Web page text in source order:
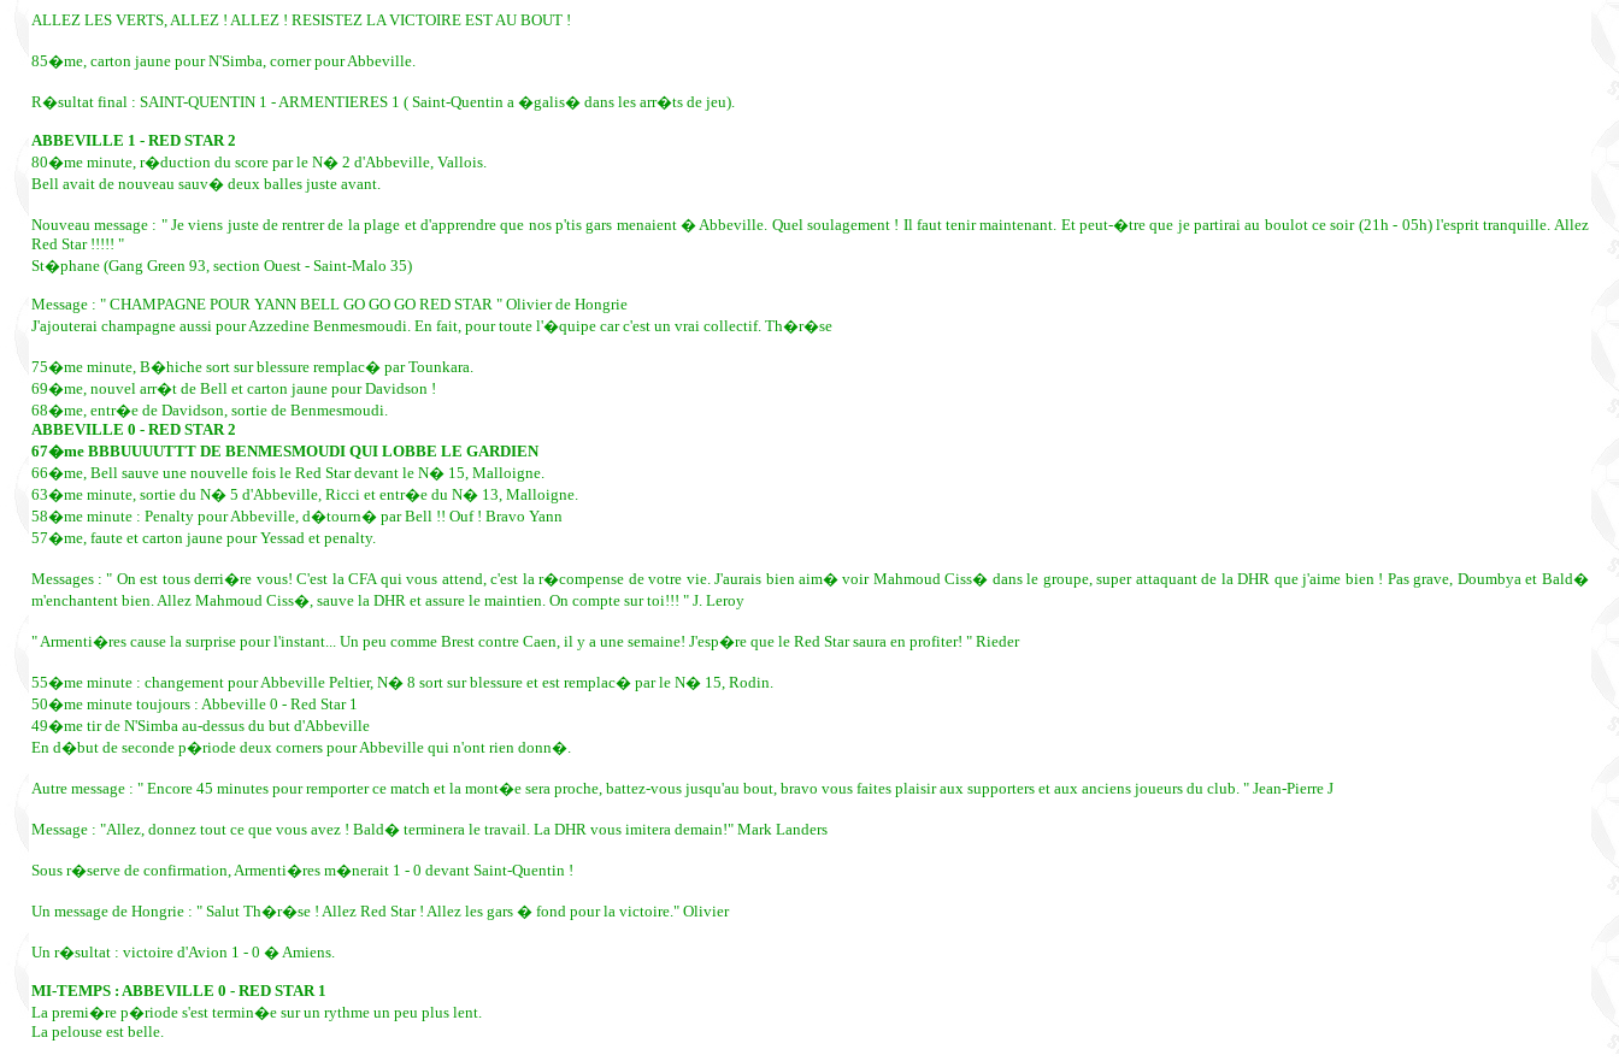
ALLEZ LES VERTS, ALLEZ ! ALLEZ ! RESISTEZ LA VICTOIRE EST AU BOUT !
85�me, carton jaune pour N'Simba, corner pour Abbeville.
R�sultat final : SAINT-QUENTIN 1 - ARMENTIERES 1 ( Saint-Quentin a �galis� dans les arr�ts de jeu).
ABBEVILLE 1 - RED STAR 2
80�me minute, r�duction du score par le N� 2 d'Abbeville, Vallois.
Bell avait de nouveau sauv� deux balles juste avant.
Nouveau message : " Je viens juste de rentrer de la plage et d'apprendre que nos p'tis gars menaient � Abbeville. Quel soulagement ! Il faut tenir maintenant. Et peut-�tre que je partirai au boulot ce soir (21h - 05h) l'esprit tranquille. Allez
Red Star !!!!! "
St�phane (Gang Green 93, section Ouest - Saint-Malo 35)
Message : " CHAMPAGNE POUR YANN BELL GO GO GO RED STAR " Olivier de Hongrie
J'ajouterai champagne aussi pour Azzedine Benmesmoudi. En fait, pour toute l'�quipe car c'est un vrai collectif. Th�r�se
75�me minute, B�hiche sort sur blessure remplac� par Tounkara.
69�me, nouvel arr�t de Bell et carton jaune pour Davidson !
68�me, entr�e de Davidson, sortie de Benmesmoudi.
ABBEVILLE 0 - RED STAR 2
67�me BBBUUUUTTT DE BENMESMOUDI QUI LOBBE LE GARDIEN
66�me, Bell sauve une nouvelle fois le Red Star devant le N� 15, Malloigne.
63�me minute, sortie du N� 5 d'Abbeville, Ricci et entr�e du N� 13, Malloigne.
58�me minute : Penalty pour Abbeville, d�tourn� par Bell !! Ouf ! Bravo Yann
57�me, faute et carton jaune pour Yessad et penalty.
Messages : " On est tous derri�re vous! C'est la CFA qui vous attend, c'est la r�compense de votre vie. J'aurais bien aim� voir Mahmoud Ciss� dans le groupe, super attaquant de la DHR que j'aime bien ! Pas grave, Doumbya et Bald�
m'enchantent bien. Allez Mahmoud Ciss�, sauve la DHR et assure le maintien. On compte sur toi!!! " J. Leroy
" Armenti�res cause la surprise pour l'instant... Un peu comme Brest contre Caen, il y a une semaine! J'esp�re que le Red Star saura en profiter! " Rieder
55�me minute : changement pour Abbeville Peltier, N� 8 sort sur blessure et est remplac� par le N� 15, Rodin.
50�me minute toujours : Abbeville 0 - Red Star 1
49�me tir de N'Simba au-dessus du but d'Abbeville
En d�but de seconde p�riode deux corners pour Abbeville qui n'ont rien donn�.
Autre message : " Encore 45 minutes pour remporter ce match et la mont�e sera proche, battez-vous jusqu'au bout, bravo vous faites plaisir aux supporters et aux anciens joueurs du club. " Jean-Pierre J
Message : "Allez, donnez tout ce que vous avez ! Bald� terminera le travail. La DHR vous imitera demain!" Mark Landers
Sous r�serve de confirmation, Armenti�res m�nerait 1 - 0 devant Saint-Quentin !
Un message de Hongrie : " Salut Th�r�se ! Allez Red Star ! Allez les gars � fond pour la victoire." Olivier
Un r�sultat : victoire d'Avion 1 - 0 � Amiens.
MI-TEMPS : ABBEVILLE 0 - RED STAR 1
La premi�re p�riode s'est termin�e sur un rythme un peu plus lent.
La pelouse est belle.